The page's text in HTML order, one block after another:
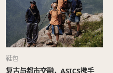
鞋包
复古与都市交融，ASICS携手